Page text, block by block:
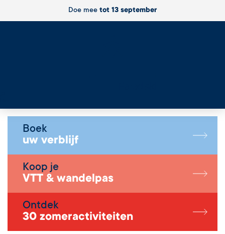
Doe mee tot 13 september
Boek
uw verblijf
Koop je
VTT & wandelpas
Ontdek
30 zomeractiviteiten